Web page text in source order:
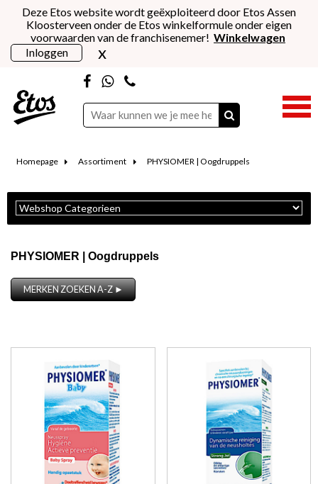
Deze Etos website wordt geëxploiteerd door Etos Assen
Kloosterveen onder de Etos winkelformule onder eigen
voorwaarden van de franchisenemer! Winkelwagen
Inloggen
x
Homepage Assortiment PHYSIOMER | Oogdruppels
PHYSIOMER | Oogdruppels
MERKEN ZOEKEN A-Z ►